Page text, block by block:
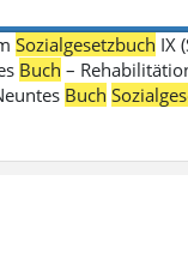
Sozialgesetzbuch IX
Buch –
Buch